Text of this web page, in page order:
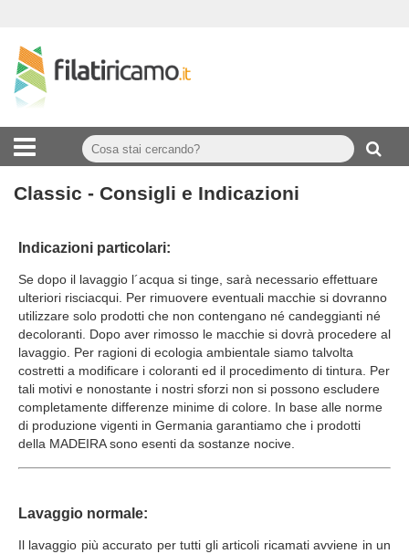
Classic - Consigli e Indicazioni
Indicazioni particolari:
Se dopo il lavaggio l´acqua si tinge, sarà necessario effettuare
ulteriori risciacqui. Per rimuovere eventuali macchie si dovranno
utilizzare solo prodotti che non contengano né candeggianti né
decoloranti. Dopo aver rimosso le macchie si dovrà procedere al
lavaggio. Per ragioni di ecologia ambientale siamo talvolta
costretti a modificare i coloranti ed il procedimento di tintura. Per
tali motivi e nonostante i nostri sforzi non si possono escludere
completamente differenze minime di colore. In base alle norme
di produzione vigenti in Germania garantiamo che i prodotti
della MADEIRA sono esenti da sostanze nocive.
Lavaggio normale:
Il lavaggio più accurato per tutti gli articoli ricamati avviene in un